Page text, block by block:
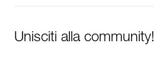
Unisciti alla community!